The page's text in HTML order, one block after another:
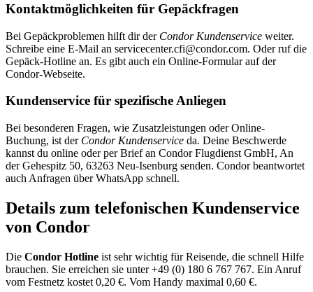
Kontaktmöglichkeiten für Gepäckfragen
Bei Gepäckproblemen hilft dir der Condor Kundenservice weiter.
Schreibe eine E-Mail an servicecenter.cfi@condor.com. Oder ruf die
Gepäck-Hotline an. Es gibt auch ein Online-Formular auf der
Condor-Webseite.
Kundenservice für spezifische Anliegen
Bei besonderen Fragen, wie Zusatzleistungen oder Online-
Buchung, ist der Condor Kundenservice da. Deine Beschwerde
kannst du online oder per Brief an Condor Flugdienst GmbH, An
der Gehespitz 50, 63263 Neu-Isenburg senden. Condor beantwortet
auch Anfragen über WhatsApp schnell.
Details zum telefonischen Kundenservice
von Condor
Die Condor Hotline ist sehr wichtig für Reisende, die schnell Hilfe
brauchen. Sie erreichen sie unter +49 (0) 180 6 767 767. Ein Anruf
vom Festnetz kostet 0,20 €. Vom Handy maximal 0,60 €.